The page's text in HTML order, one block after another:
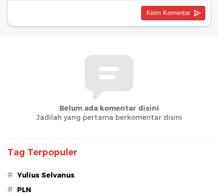
Belum ada komentar disini
Jadilah yang pertama berkomentar disini
Tag Terpopuler
# Yulius Selvanus
# PLN